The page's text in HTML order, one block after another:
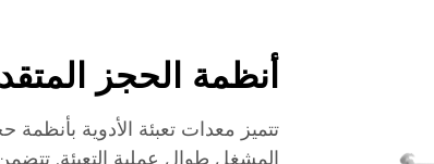
أنظمة الحجز
تتميز معدات تعبئة الأدوية